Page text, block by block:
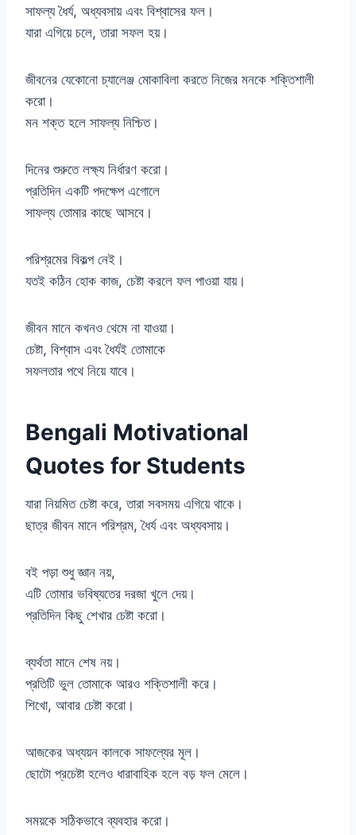
সাফল্য ধৈর্য, অধ্যবসায় এবং বিশ্বাসের ফল।
যারা এগিয়ে চলে, তারা সফল হয়।
জীবনের যেকোনো চ্যালেঞ্জ মোকাবিলা করতে নিজের মনকে শক্তিশালী
করো।
মন শক্ত হলে সাফল্য নিশ্চিত।
দিনের শুরুতে লক্ষ্য নির্ধারণ করো।
প্রতিদিন একটি পদক্ষেপ এগোলে
সাফল্য তোমার কাছে আসবে।
পরিশ্রমের বিকল্প নেই।
যতই কঠিন হোক কাজ, চেষ্টা করলে ফল পাওয়া যায়।
জীবন মানে কখনও থেমে না যাওয়া।
চেষ্টা, বিশ্বাস এবং ধৈর্যই তোমাকে
সফলতার পথে নিয়ে যাবে।
Bengali Motivational
Quotes for Students
যারা নিয়মিত চেষ্টা করে, তারা সবসময় এগিয়ে থাকে।
ছাত্র জীবন মানে পরিশ্রম, ধৈর্য এবং অধ্যবসায়।
বই পড়া শুধু জ্ঞান নয়,
এটি তোমার ভবিষ্যতের দরজা খুলে দেয়।
প্রতিদিন কিছু শেখার চেষ্টা করো।
ব্যর্থতা মানে শেষ নয়।
প্রতিটি ভুল তোমাকে আরও শক্তিশালী করে।
শিখো, আবার চেষ্টা করো।
আজকের অধ্যয়ন কালকে সাফল্যের মূল।
ছোটো প্রচেষ্টা হলেও ধারাবাহিক হলে বড় ফল মেলে।
সময়কে সঠিকভাবে ব্যবহার করো।